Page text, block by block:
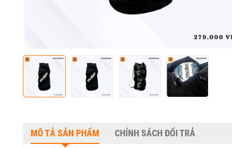
MÔ TẢ SẢN PHẨM CHÍNH SÁCH ĐỔI TRẢ